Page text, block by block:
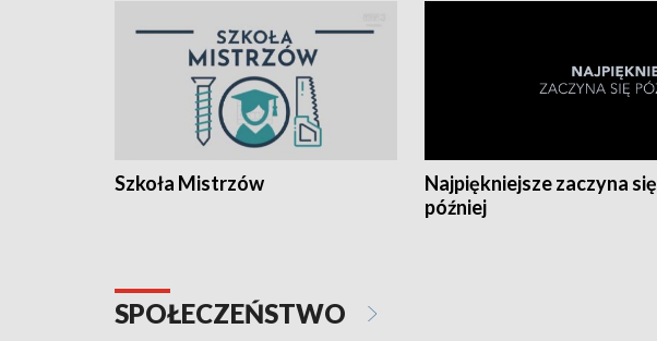
Szkoła Mistrzów
Najpiękniejsze zaczyna się
później
SPOŁECZEŃSTWO